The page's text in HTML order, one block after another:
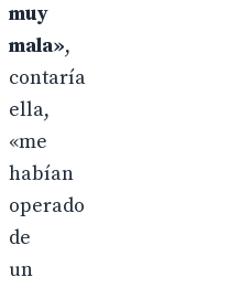
muy
mala»,
contaría
ella,
«me
habían
operado
de
un